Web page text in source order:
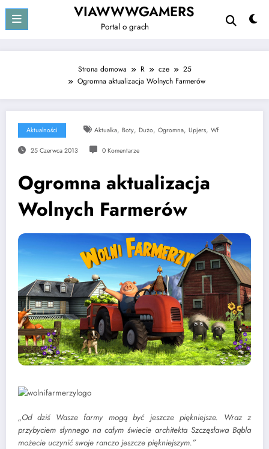
treści
VIAWWWGAMERS
Portal o grach
Strona domowa R cze
25
Ogromna aktualizacja Wolnych Farmerów
Aktualności Aktualka, Boty, Dużo, Ogromna, Upjers, Wf
25 Czerwca 2013 0 Komentarze
Ogromna aktualizacja
Wolnych Farmerów
„Od dziś Wasze farmy mogą być jeszcze piękniejsze. Wraz z
przybyciem słynnego na całym świecie architekta Szczęsława Bąbla
możecie uczynić swoje ranczo jeszcze piękniejszym.”